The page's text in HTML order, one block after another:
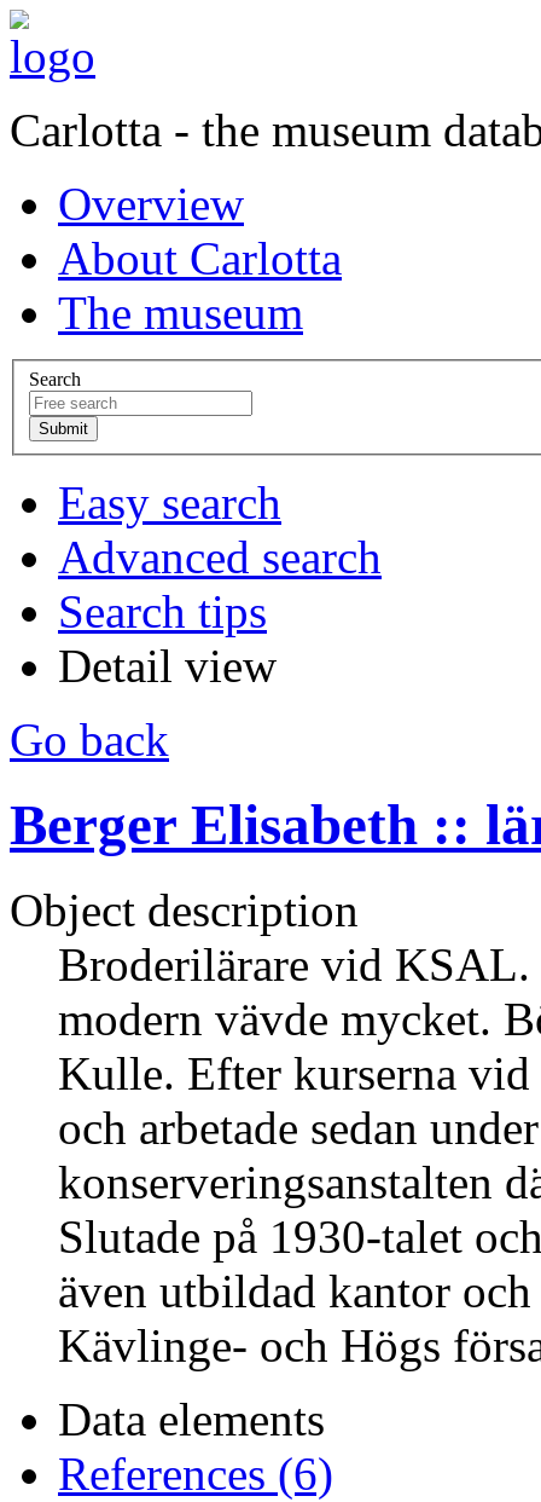
Carlotta - the museum
Overview
About Carlotta
The museum
Search
Easy search
Advanced search
Search tips
Detail view
Go back
Berger Elisabeth ::
Object description
Broderilärare vid KSAL.
modern vävde mycket.
Kulle. Efter kurserna
och arbetade sedan
konserveringsanstalten
Slutade på 1930-talet
även utbildad kantor
Kävlinge- och Högs
Data elements
References (6)